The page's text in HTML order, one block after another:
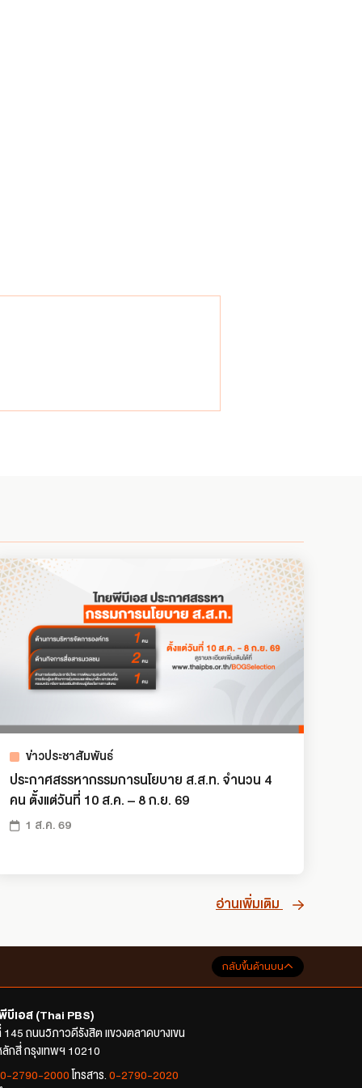
ข่าวประชาสัมพันธ์
ประกาศสรรหากรรมการนโยบาย ส.ส.ท. จำนวน 4
คน ตั้งแต่วันที่ 10 ส.ค. – 8 ก.ย. 69
1 ส.ค. 69
อ่านเพิ่มเติม
กลับขึ้นด้านบน
พีบีเอส (Thai PBS)
145 ถนนวิภาวดีรังสิต แขวงตลาดบางเขน
ลักสี่ กรุงเทพฯ 10210
0-2790-2000 โทรสาร. 0-2790-2020